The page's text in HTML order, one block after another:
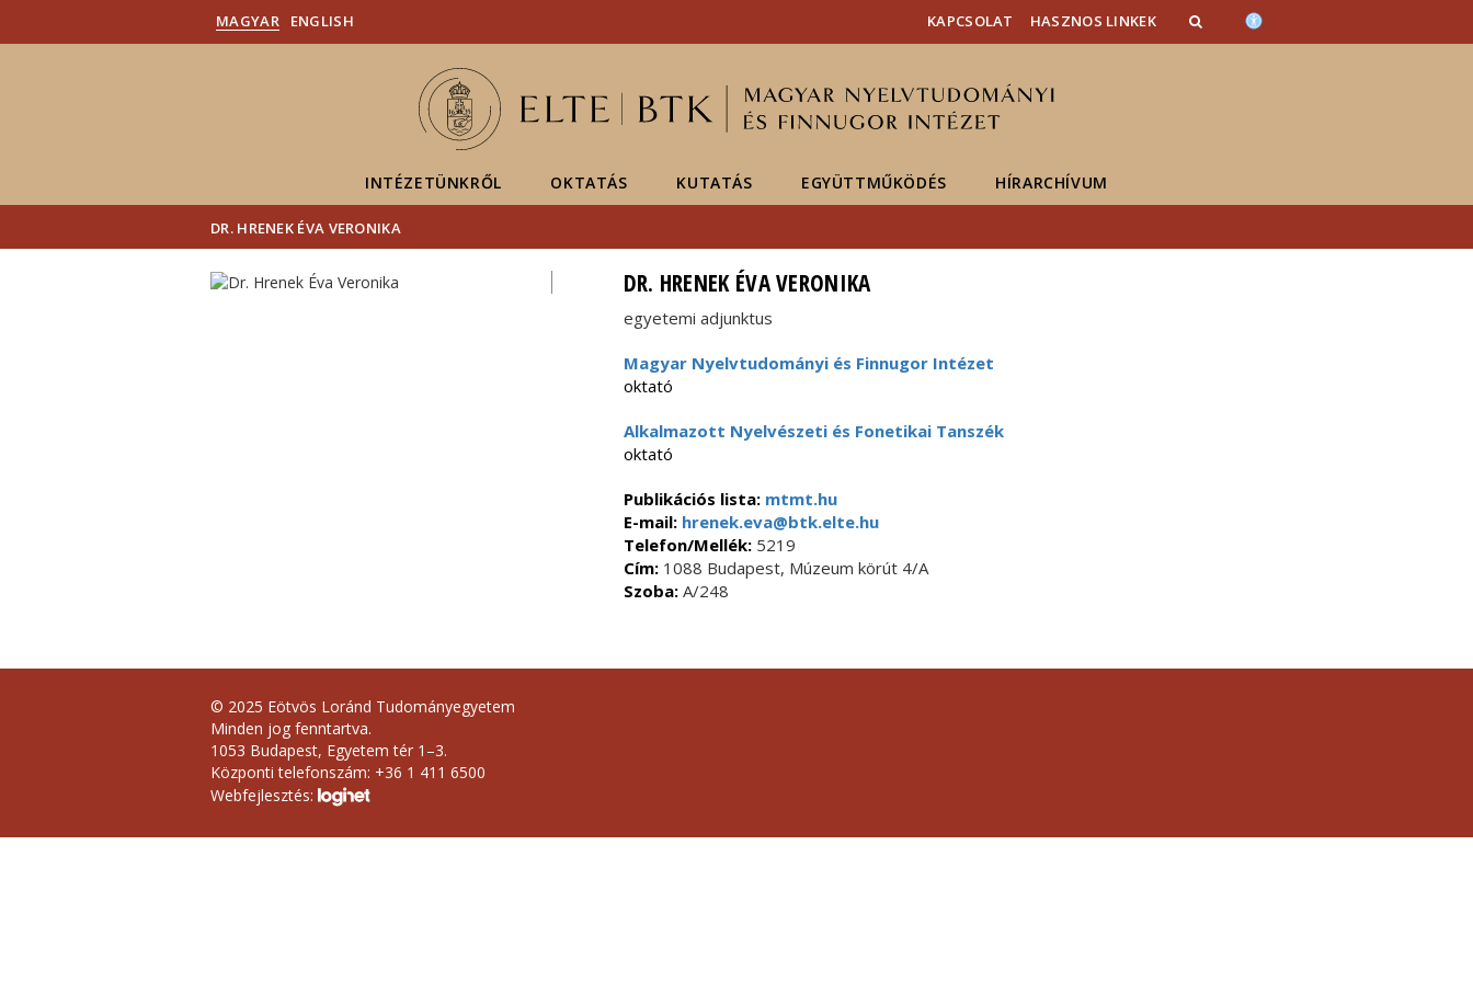
MAGYAR ENGLISH KAPCSOLAT HASZNOS LINKEK
INTÉZETÜNKRŐL OKTATÁS KUTATÁS EGYÜTTMŰKÖDÉS HÍRARCHÍVUM
DR. HRENEK ÉVA VERONIKA
DR. HRENEK ÉVA VERONIKA
egyetemi adjunktus
Magyar Nyelvtudományi és Finnugor Intézet
oktató
Alkalmazott Nyelvészeti és Fonetikai Tanszék
oktató
Publikációs lista: mtmt.hu
E-mail:hrenek.eva@btk.elte.hu
Telefon/Mellék:5219
Cím:1088 Budapest, Múzeum körút 4/A
Szoba:A/248
© 2025 Eötvös Loránd Tudományegyetem
Minden jog fenntartva.
1053 Budapest, Egyetem tér 1–3.
Központi telefonszám: +36 1 411 6500
Webfejlesztés: